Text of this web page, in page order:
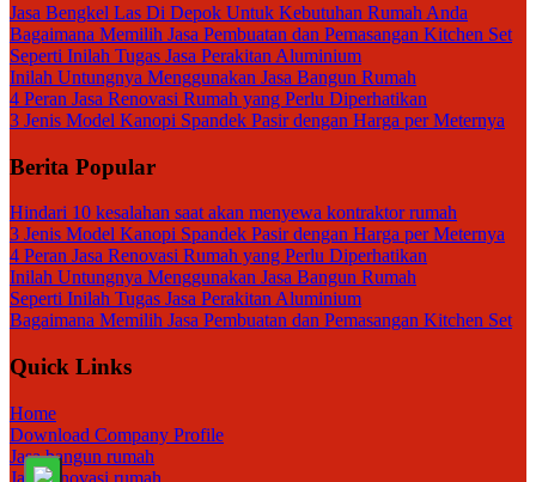
Jasa Bengkel Las Di Depok Untuk Kebutuhan Rumah Anda
Bagaimana Memilih Jasa Pembuatan dan Pemasangan Kitchen Set
Seperti Inilah Tugas Jasa Perakitan Aluminium
Inilah Untungnya Menggunakan Jasa Bangun Rumah
4 Peran Jasa Renovasi Rumah yang Perlu Diperhatikan
3 Jenis Model Kanopi Spandek Pasir dengan Harga per Meternya
Berita Popular
Hindari 10 kesalahan saat akan menyewa kontraktor rumah
3 Jenis Model Kanopi Spandek Pasir dengan Harga per Meternya
4 Peran Jasa Renovasi Rumah yang Perlu Diperhatikan
Inilah Untungnya Menggunakan Jasa Bangun Rumah
Seperti Inilah Tugas Jasa Perakitan Aluminium
Bagaimana Memilih Jasa Pembuatan dan Pemasangan Kitchen Set
Quick Links
Home
Download Company Profile
Jasa bangun rumah
Jasa renovasi rumah